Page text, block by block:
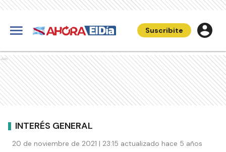
Suscribite
Ads
INTERÉS GENERAL
20 de noviembre de 2021 | 23:15 actualizado hace 5 años